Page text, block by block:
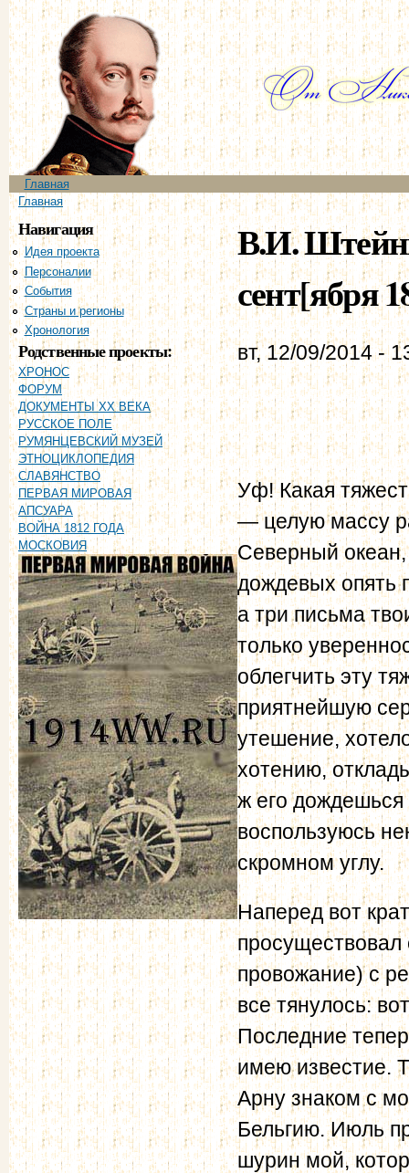
Главное меню
Главная
Вы здесь
Главная
Навигация
Идея проекта
Персоналии
События
Страны и регионы
Хронология
Родственные проекты:
ХРОНОС
ФОРУМ
ДОКУМЕНТЫ XX ВЕКА
РУССКОЕ ПОЛЕ
РУМЯНЦЕВСКИЙ МУЗЕЙ
ЭТНОЦИКЛОПЕДИЯ
СЛАВЯНСТВО
ПЕРВАЯ МИРОВАЯ
АПСУАРА
ВОЙНА 1812 ГОДА
МОСКОВИЯ
В.И.
сент[ября
вт, 12/09/2014 -
Уф! Какая
— целую массу
Северный океан,
дождевых опять
а три письма
только
облегчить эту
приятнейшую
утешение,
хотению,
ж его дождешься
воспользуюсь
скромном углу.
Наперед вот
провожание) с
все тянулось:
Последние
имею известие.
Арну знаком с
Бельгию. Июль
шурин мой,